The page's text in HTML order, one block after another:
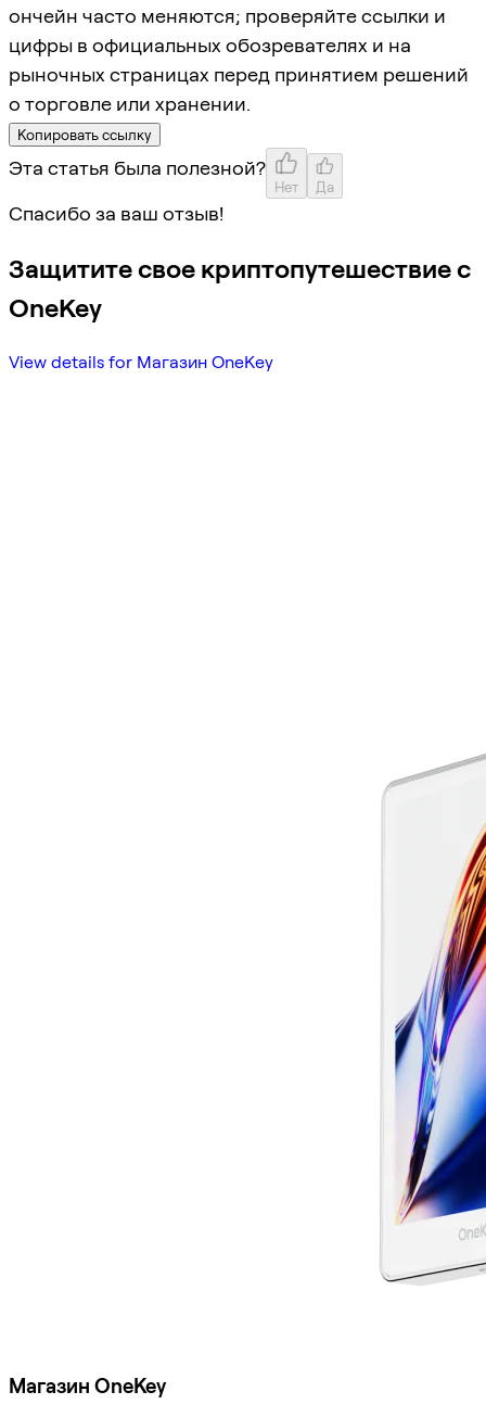
ончейн часто меняются; проверяйте ссылки и
цифры в официальных обозревателях и на
рыночных страницах перед принятием решений
о торговле или хранении.
Копировать ссылку
Эта статья была полезной?
Нет Да
Спасибо за ваш отзыв!
Защитите свое криптопутешествие с
OneKey
View details for Магазин OneKey
Магазин OneKey